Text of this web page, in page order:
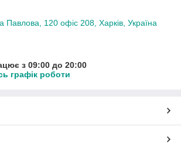
Павлова, 120 офіс 208, Харків, Україна
з 09:00 до 20:00
графік роботи